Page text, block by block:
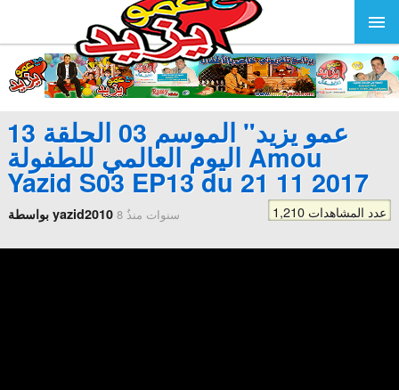
عمو يزيد" الموسم 03 الحلقة 13
اليوم العالمي للطفولة Amou
Yazid S03 EP13 du 21 11 2017
بواسطة yazid2010 8 سنوات منذُ 1,210 عدد المشاهدات